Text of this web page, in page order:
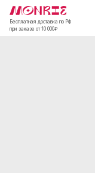
Бесплатная доставка по РФ
при заказе от 10 000₽